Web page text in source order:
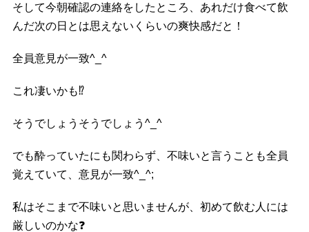
そして今朝確認の連絡をしたところ、あれだけ食べて飲
んだ次の日とは思えないくらいの爽快感だと！
全員意見が一致^_^
これ凄いかも⁉️
そうでしょうそうでしょう^_^
でも酔っていたにも関わらず、不味いと言うことも全員
覚えていて、意見が一致^_^;
私はそこまで不味いと思いませんが、初めて飲む人には
厳しいのかな❓